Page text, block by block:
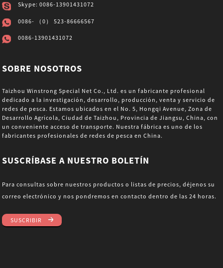
Skype: 0086-13901431072
0086- （0） 523-86666567
0086-13901431072
SOBRE NOSOTROS
Taizhou Winstrong Special Net Co., Ltd. es un fabricante profesional
dedicado a la investigación, desarrollo, producción, venta y servicio de
redes de pesca. Estamos ubicados en el No. 5, Hongqi Avenue, Zona de
Desarrollo Agrícola, Ciudad de Taizhou, Provincia de Jiangsu, China, con
un conveniente acceso de transporte. Nuestra fábrica es uno de los
fabricantes profesionales de redes de pesca en China.
SUSCRÍBASE A NUESTRO BOLETÍN
Para consultas sobre nuestros productos o listas de precios, déjenos su
correo electrónico y nos pondremos en contacto dentro de las 24 horas.
SUSCRIBIR